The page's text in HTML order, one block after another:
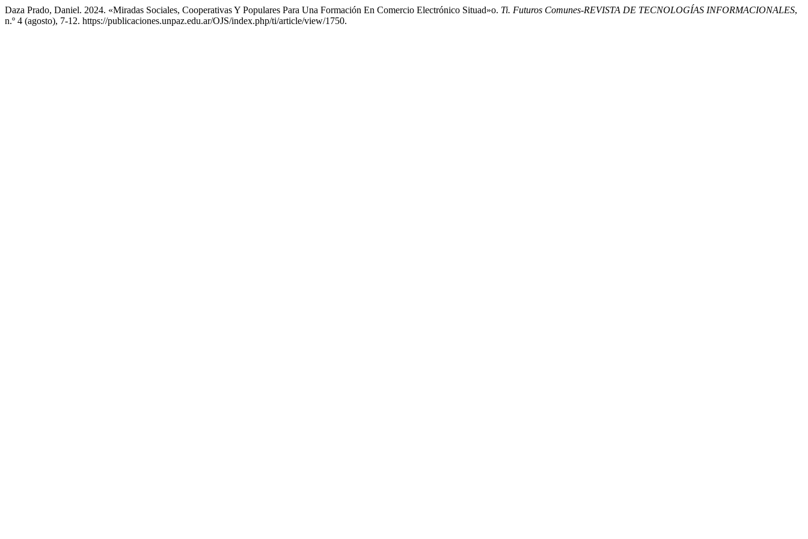
Daza Prado, Daniel. 2024. «Miradas Sociales, Cooperativas Y Populares Para Una Formación En Comercio Electrónico Situad»o. Ti. Futuros Comunes-REVISTA DE TECNOLOGÍAS INFORMACIONALES,
n.º 4 (agosto), 7-12. https://publicaciones.unpaz.edu.ar/OJS/index.php/ti/article/view/1750.